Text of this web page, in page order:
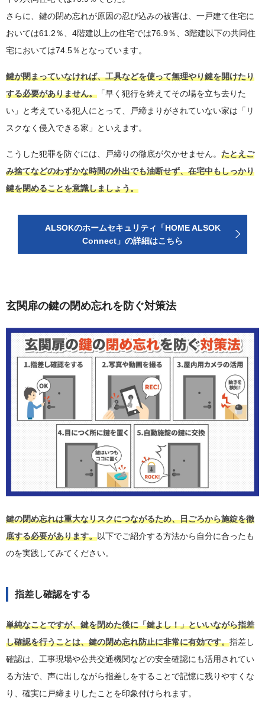
さらに、鍵の閉め忘れが原因の忍び込みの被害は、一戸建て住宅に
おいては61.2％、4階建以上の住宅では76.9％、3階建以下の共同住
宅においては74.5％となっています。
鍵が閉まっていなければ、工具などを使って無理やり鍵を開けたり
する必要がありません。 「早く犯行を終えてその場を立ち去りた
い」と考えている犯人にとって、戸締まりがされていない家は「リ
スクなく侵入できる家」といえます。
こうした犯罪を防ぐには、戸締りの徹底が欠かせません。 たとえご
み捨てなどのわずかな時間の外出でも油断せず、在宅中もしっかり
鍵を閉めることを意識しましょう。
ALSOKのホームセキュリティ「HOME ALSOK
Connect」の詳細はこちら
玄関扉の鍵の閉め忘れを防ぐ対策法
鍵の閉め忘れは重大なリスクにつながるため、日ごろから施錠を徹
底する必要があります。以下でご紹介する方法から自分に合ったも
のを実践してみてください。
指差し確認をする
単純なことですが、鍵を閉めた後に「鍵よし！」といいながら指差
し確認を行うことは、鍵の閉め忘れ防止に非常に有効です。指差し
確認は、工事現場や公共交通機関などの安全確認にも活用されてい
る方法で、声に出しながら指差しをすることで記憶に残りやすくな
り、確実に戸締まりしたことを印象付けられます。